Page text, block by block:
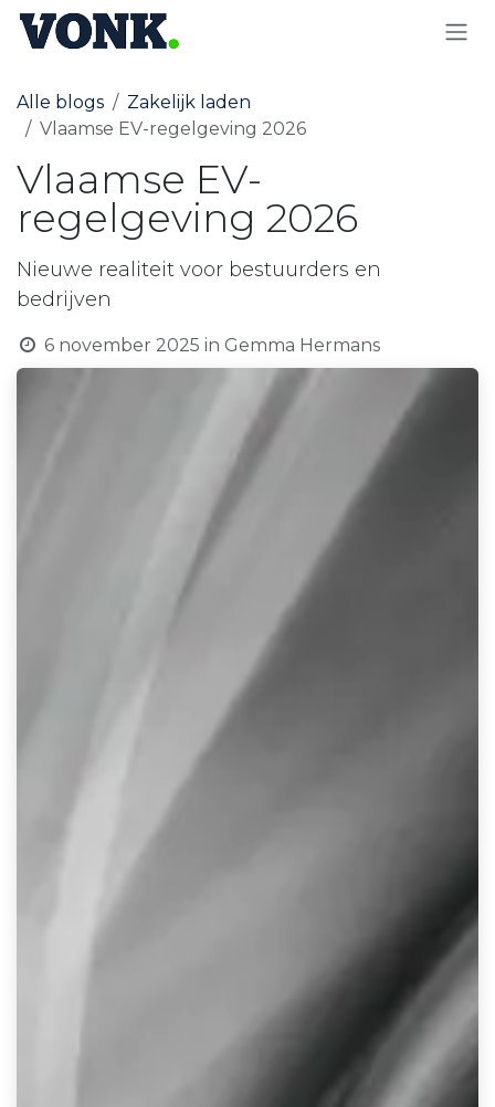
Alle blogs
Zakelijk laden
Vlaamse EV-regelgeving 2026
Vlaamse EV-
regelgeving 2026
Nieuwe realiteit voor bestuurders en
bedrijven
6 november 2025 in Gemma Hermans